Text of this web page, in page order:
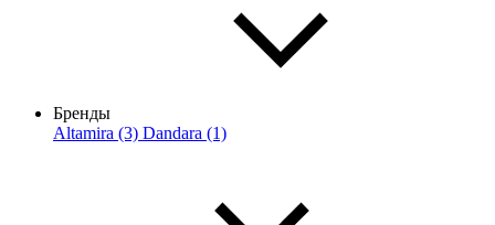
Бренды
Altamira (3) Dandara (1)